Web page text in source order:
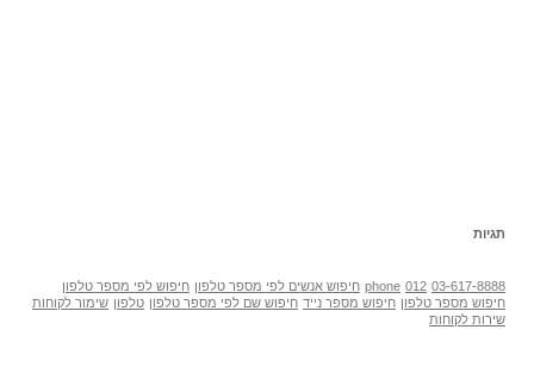
תגיות
03-617-8888
012
phone חיפוש אנשים לפי מספר טלפון חיפוש לפי מספר טלפון
חיפוש מספר טלפון חיפוש מספר נייד חיפוש שם לפי מספר טלפון טלפון שימור לקוחות
שירות לקוחות